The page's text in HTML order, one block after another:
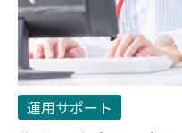
運用サポート